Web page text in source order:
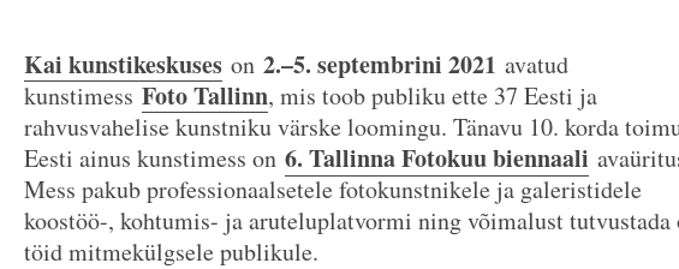
Kai kunstikeskuses on 2.–5. septembrini 2021 avatud
kunstimess Foto Tallinn, mis toob publiku ette 37 Eesti ja
rahvusvahelise kunstniku värske loomingu. Tänavu 10. korda
Eesti ainus kunstimess on 6. Tallinna Fotokuu biennaali
Mess pakub professionaalsetele fotokunstnikele ja galeristidele
koostöö-, kohtumis- ja aruteluplatvormi ning võimalust tutvustada
töid mitmekülgsele publikule.